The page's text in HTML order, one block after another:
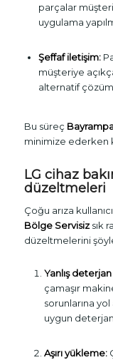
parçalar
uygulama
Şeffaf iletişim:
müşteriye
alternatif
Bu süreç
minimize ederken
LG cihaz
düzeltmeleri
Çoğu arıza
Bölge Servisizsık
düzeltmelerini
Yanlış
çamaşır
sorunlarına
uygun deterjan
Aşırı yükleme: